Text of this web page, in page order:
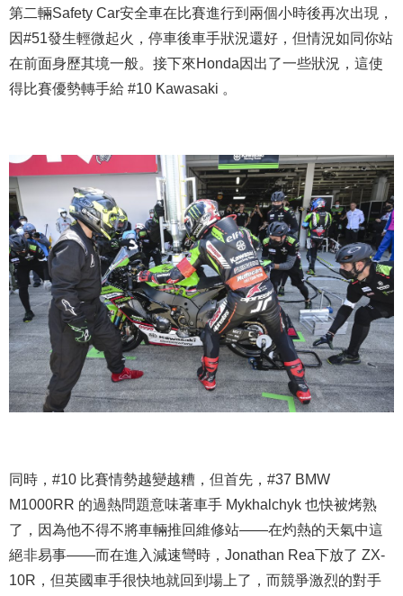
第二輛Safety Car安全車在比賽進行到兩個小時後再次出現，
因#51發生輕微起火，停車後車手狀況還好，但情況如同你站
在前面身歷其境一般。接下來Honda因出了一些狀況，這使
得比賽優勢轉手給 #10 Kawasaki 。
同時，#10 比賽情勢越變越糟，但首先，#37 BMW
M1000RR 的過熱問題意味著車手 Mykhalchyk 也快被烤熟
了，因為他不得不將車輛推回維修站——在灼熱的天氣中這
絕非易事——而在進入減速彎時，Jonathan Rea下放了 ZX-
10R，但英國車手很快地就回到場上了，而競爭激烈的對手